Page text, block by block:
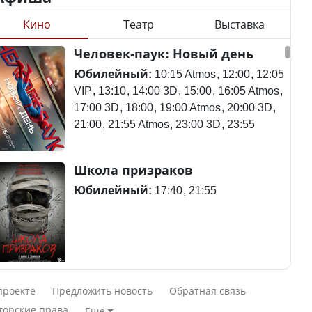
ли представлены
регионов в
төменгі жалақы,
экология: жеті
сайлаушылармен
талқылап жатыр?
зарплата,
говорят с
Станет ли
метапневмовирус
эпидемией, рассказали в
ВОЗ
потерпел крушение в
Южной Корее, погибли
120 человек
Актау: Путин принес
Кино Театр Выставка
Человек-паук: Новый день
Юбилейный: 10:15 Atmos 12:00 12:05
VIP 13:10 14:00 3D 15:00 16:05 Atmos
17:00 3D 18:00 19:00 Atmos 20:00 3D
21:00 21:55 Atmos 23:00 3D 23:55
Школа призраков
Юбилейный: 17:40 21:55
Смешарики сквозь вселенные
Юбилейный:
Предложить новость
Обратная связь